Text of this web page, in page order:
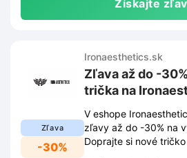
Získajte
Zľava
-30%
Ironaesthetics.sk
Zľava až do -
trička na
V eshope
zľavy až do -30% na
Doprajte si nové